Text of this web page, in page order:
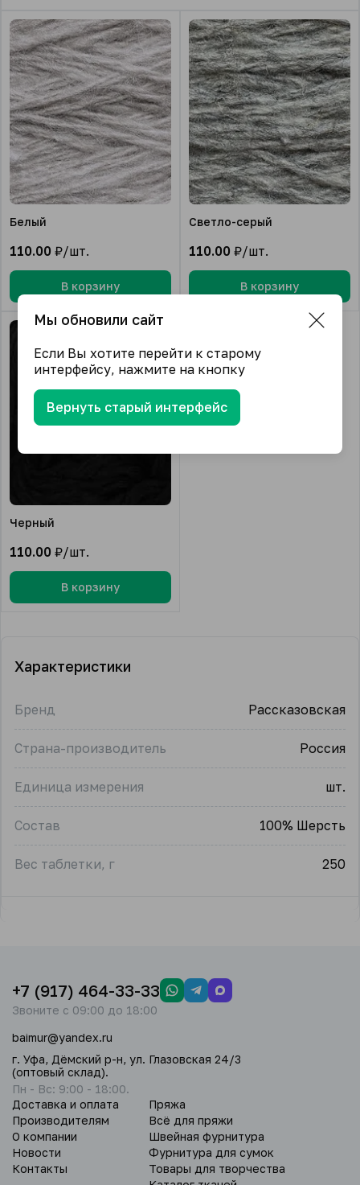
Белый
110.00 ₽/шт.
В корзину
Светло-серый
110.00 ₽/шт.
В корзину
Черный
110.00 ₽/шт.
В корзину
Характеристики
Бренд Рассказовская
Страна-производитель Россия
Единица измерения шт.
Состав 100% Шерсть
Вес таблетки, г 250
Доставка и оплата
Производителям
О компании
Новости
Контакты
Пряжа
Всё для пряжи
Швейная фурнитура
Фурнитура для сумок
Товары для творчества
+7 (917) 464-33-33
Звоните с 09:00 до 18:00
baimur@yandex.ru
г. Уфа, Дёмский р-н, ул. Глазовская 24/3
(оптовый склад).
Пн - Вс: 9:00 - 18:00.
Мы обновили сайт
Если Вы хотите перейти к старому
интерфейсу, нажмите на кнопку
Вернуть старый интерфейс